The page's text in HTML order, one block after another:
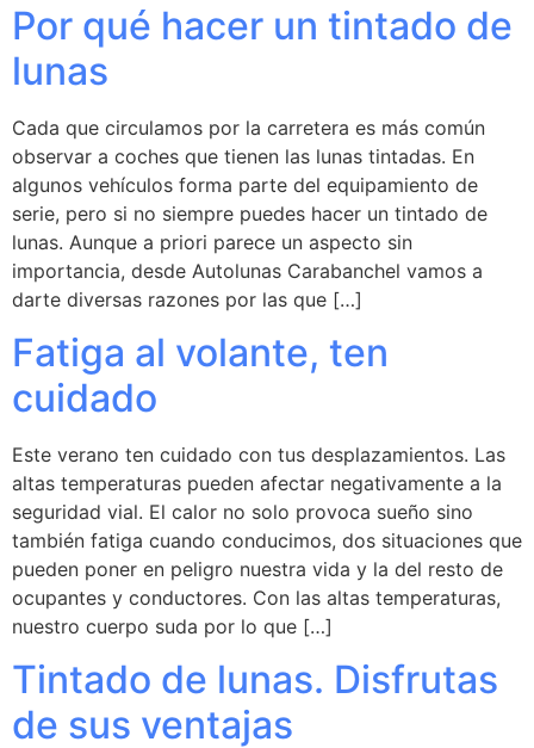
Por qué hacer un tintado de
lunas
Cada que circulamos por la carretera es más común
observar a coches que tienen las lunas tintadas. En
algunos vehículos forma parte del equipamiento de
serie, pero si no siempre puedes hacer un tintado de
lunas. Aunque a priori parece un aspecto sin
importancia, desde Autolunas Carabanchel vamos a
darte diversas razones por las que […]
Fatiga al volante, ten
cuidado
Este verano ten cuidado con tus desplazamientos. Las
altas temperaturas pueden afectar negativamente a la
seguridad vial. El calor no solo provoca sueño sino
también fatiga cuando conducimos, dos situaciones que
pueden poner en peligro nuestra vida y la del resto de
ocupantes y conductores. Con las altas temperaturas,
nuestro cuerpo suda por lo que […]
Tintado de lunas. Disfrutas
de sus ventajas